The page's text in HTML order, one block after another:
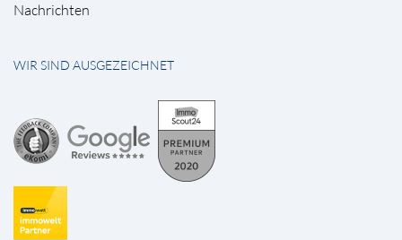
Nachrichten
WIR SIND AUSGEZEICHNET